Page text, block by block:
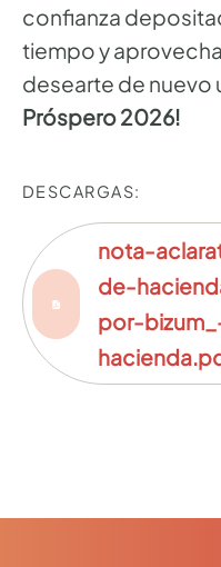
confianza
tiempo y
desearte de nuevo
Próspero 2026!
DESCARGAS:
nota-
de-
por-